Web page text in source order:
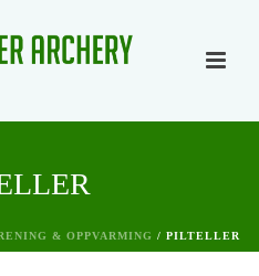
& OPPVARMING / PILTELLER